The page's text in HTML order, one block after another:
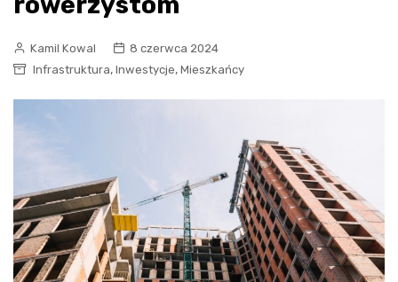
Kamil Kowal
8 czerwca 2024
Infrastruktura, Inwestycje, Mieszkańcy